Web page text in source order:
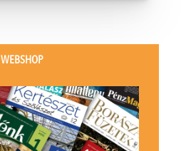
WEBSHOP